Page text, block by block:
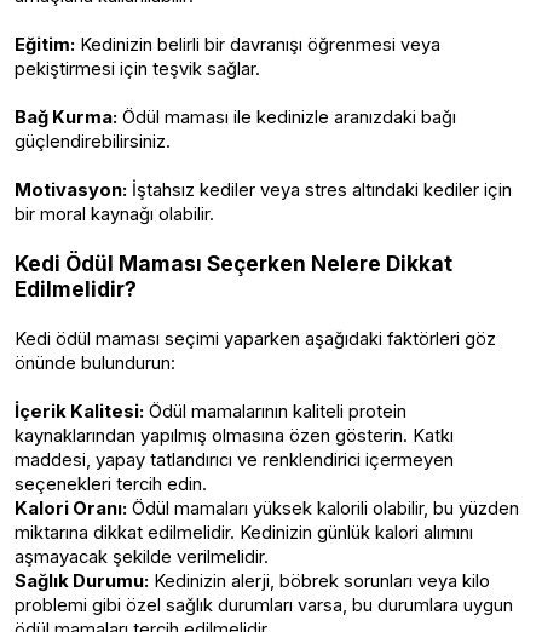
Eğitim: Kedinizin belirli bir davranışı öğrenmesi veya
pekiştirmesi için teşvik sağlar.
Bağ Kurma: Ödül maması ile kedinizle aranızdaki bağı
güçlendirebilirsiniz.
Motivasyon: İştahsız kediler veya stres altındaki kediler için
bir moral kaynağı olabilir.
Kedi Ödül Maması Seçerken Nelere Dikkat
Edilmelidir?
Kedi ödül maması seçimi yaparken aşağıdaki faktörleri göz
önünde bulundurun:
İçerik Kalitesi: Ödül mamalarının kaliteli protein
kaynaklarından yapılmış olmasına özen gösterin. Katkı
maddesi, yapay tatlandırıcı ve renklendirici içermeyen
seçenekleri tercih edin.
Kalori Oranı: Ödül mamaları yüksek kalorili olabilir, bu yüzden
miktarına dikkat edilmelidir. Kedinizin günlük kalori alımını
aşmayacak şekilde verilmelidir.
Sağlık Durumu: Kedinizin alerji, böbrek sorunları veya kilo
problemi gibi özel sağlık durumları varsa, bu durumlara uygun